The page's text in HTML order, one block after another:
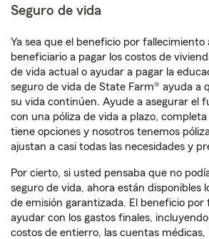
Seguro de vida
Ya sea que el beneficio por fallecimiento
beneficiario a pagar los costos de
de vida actual o ayudar a pagar la
seguro de vida de State Farm® ayuda a
su vida continúen. Ayude a asegurar el
con una póliza de vida a plazo,
tiene opciones y nosotros tenemos
ajustan a casi todas las necesidades y
Por cierto, si usted pensaba que no
seguro de vida, ahora están disponibles
de emisión garantizada. El beneficio
ayudar con los gastos finales,
costos de entierro, las cuentas